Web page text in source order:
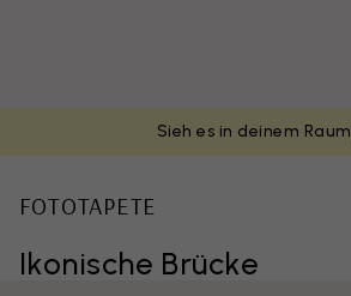
Sieh es in deinem Raum
Ikonische Brücke
FOTOTAPETE